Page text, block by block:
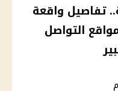
واقعة
التواصل